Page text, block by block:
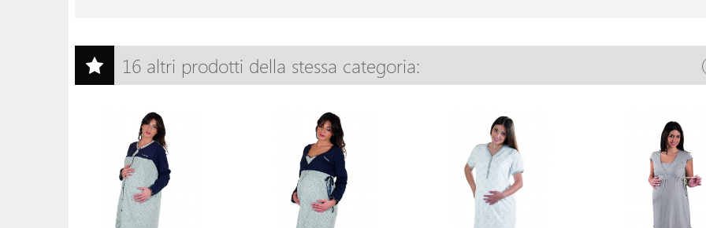
16 altri prodotti della stessa categoria: